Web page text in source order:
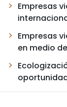
Empresas
Empresas
en medio